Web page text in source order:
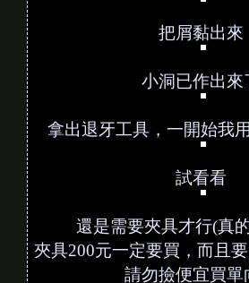
把洩油螺絲鎖入
中間點就非常精